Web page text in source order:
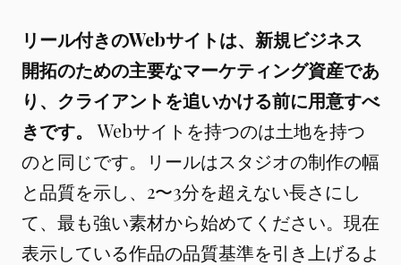
リール付きのWebサイトは、新規ビジネス
開拓のための主要なマーケティング資産であ
り、クライアントを追いかける前に用意すべ
きです。
Webサイトを持つのは土地を持つ
のと同じです。リールはスタジオの制作の幅
と品質を示し、2〜3分を超えない長さにし
て、最も強い素材から始めてください。現在
表示している作品の品質基準を引き上げるよ